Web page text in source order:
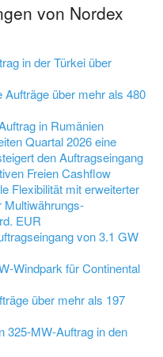
von Nordex
in der Türkei über
über mehr als 480
in Rumänien
Quartal 2026 eine
den Auftragseingang
Freien Cashflow
Flexibilität mit erweiterter
Multiwährungs-
EUR
von 3.1 GW
Windpark für Continental
über mehr als 197
325-MW-Auftrag in den